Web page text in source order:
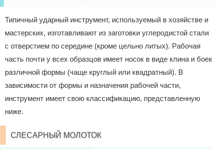
Типичный ударный инструмент, используемый в хозяйстве и
мастерских, изготавливают из заготовки углеродистой стали
с отверстием по середине (кроме цельно литых). Рабочая
часть почти у всех образцов имеет носок в виде клина и боек
различной формы (чаще круглый или квадратный). В
зависимости от формы и назначения рабочей части,
инструмент имеет свою классификацию, представленную
ниже.
СЛЕСАРНЫЙ МОЛОТОК